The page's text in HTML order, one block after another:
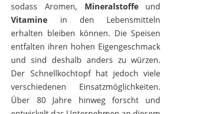
sodass Aromen, Mineralstoffeund
Vitamine in den Lebensmitteln
erhalten bleiben können. Die Speisen
entfalten ihren hohen Eigengeschmack
und sind deshalb anders zu würzen.
Der Schnellkochtopf hat jedoch viele
verschiedenen Einsatzmöglichkeiten.
Über 80 Jahre hinweg forscht und